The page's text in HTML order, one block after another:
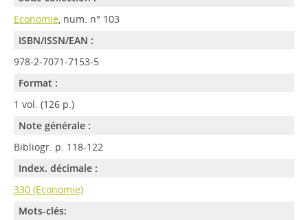
Economie, num. n° 103
ISBN/ISSN/EAN :
978-2-7071-7153-5
Format :
1 vol. (126 p.)
Note générale :
Bibliogr. p. 118-122
Index. décimale :
330 (Economie)
Mots-clés: